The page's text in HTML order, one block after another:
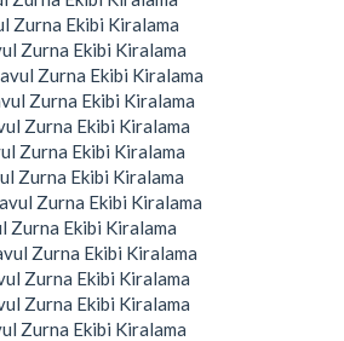
Zurna Ekibi Kiralama
Zurna Ekibi Kiralama
Zurna Ekibi Kiralama
Zurna Ekibi Kiralama
Zurna Ekibi Kiralama
Zurna Ekibi Kiralama
Zurna Ekibi Kiralama
Zurna Ekibi Kiralama
Zurna Ekibi Kiralama
Zurna Ekibi Kiralama
Zurna Ekibi Kiralama
Zurna Ekibi Kiralama
Zurna Ekibi Kiralama